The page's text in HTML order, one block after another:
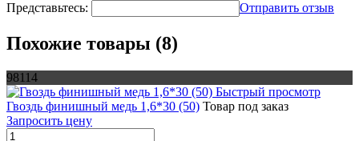
Представьтесь: Отправить отзыв
Похожие товары (8)
98114
Быстрый просмотр
Гвоздь финишный медь 1,6*30 (50) Товар под заказ
Запросить цену